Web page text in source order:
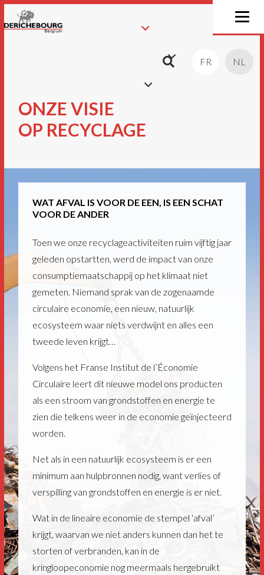
FR NL
ONZE VISIE
OP RECYCLAGE
WAT AFVAL IS VOOR DE EEN, IS EEN SCHAT
VOOR DE ANDER
Toen we onze recyclageactiviteiten ruim vijftig jaar
geleden opstartten, werd de impact van onze
consumptiemaatschappij op het klimaat niet
gemeten. Niemand sprak van de zogenaamde
circulaire economie, een nieuw, natuurlijk
ecosysteem waar niets verdwijnt en alles een
tweede leven krijgt…
Volgens het Franse Institut de l’Économie
Circulaire leert dit nieuwe model ons producten
als een stroom van grondstoffen en energie te
zien die telkens weer in de economie geïnjecteerd
worden.
Net als in een natuurlijk ecosysteem is er een
minimum aan hulpbronnen nodig, want verlies of
verspilling van grondstoffen en energie is er niet.
Wat in de lineaire economie de stempel ‘afval’
krijgt, waarvan we niet anders kunnen dan het te
storten of verbranden, kan in de
kringloopeconomie nog meermaals hergebruikt